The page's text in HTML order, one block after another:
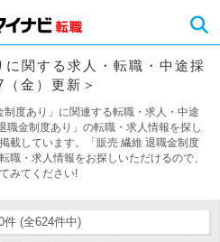
関する求人・転職・中途採
金）更新＞
度あり」に関連する転職・求人・中途
職金制度あり」の転職・求人情報を探し
載しています。「販売 繊維 退職金制度
職・求人情報をお探しいただけるので、
みてください!
件 (全624件中)